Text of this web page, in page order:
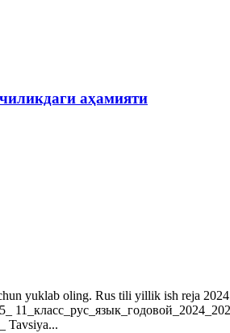
аҳамияти
yuklab oling. Rus tili yillik ish reja 2024
Tavsiya...